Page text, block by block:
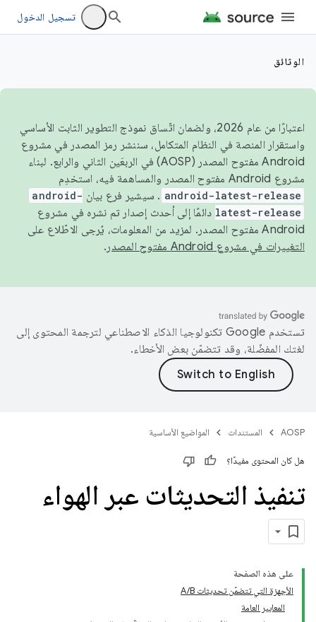
تسجيل الدخول
الوثائق
اعتبارًا من عام 2026، ولضمان اتّساق نموذج التطوير الثابت الأساسي
واستقرار المنصة في النظام المتكامل، سننشر رمز المصدر في مشروع
Android مفتوح المصدر (AOSP) في الربعَين الثاني والرابع. لبناء
مشروع Android مفتوح المصدر والمساهمة فيه، استخدِم
android-latest-release . سيشير فرع بيان android-
latest-release دائمًا إلى أحدث إصدار تم نشره في مشروع
Android مفتوح المصدر. لمزيد من المعلومات، يُرجى الاطّلاع على
التغييرات في مشروع Android مفتوح المصدر
.
تستخدم Google تكنولوجيا الذكاء الاصطناعي لترجمة المحتوى إلى
لغتك المفضّلة، وقد تتضمّن بعض الأخطاء.
AOSP المستندات المواضيع الأساسية
هل كان المحتوى مفيدًا؟
تنفيذ التحديثات عبر الهواء
على هذه الصفحة
الأجهزة التي تتضمّن تحديثات A/B
المعايير العامة